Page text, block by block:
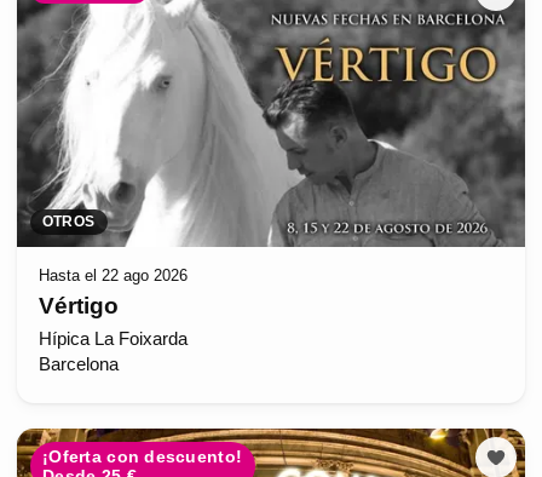
OTROS
Hasta el 22 ago 2026
Vértigo
Hípica La Foixarda
Barcelona
¡Oferta con descuento!